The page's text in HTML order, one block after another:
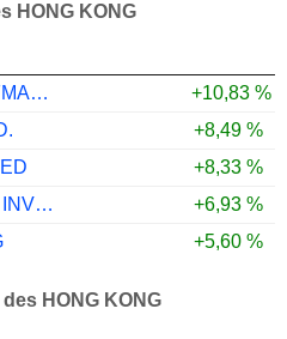
HONG KONG
WUXI BIOLOGICS (CAYMAN) INC.
+10,83 %
+8,49 %
+8,33 %
WHARF REAL ESTATE INVESTMENT COMPANY LIMITED
+6,93 %
+5,60 %
HONG KONG